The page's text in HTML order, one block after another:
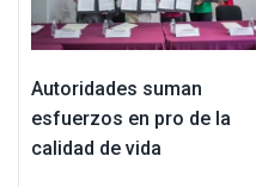
Autoridades suman
esfuerzos en pro de la
calidad de vida